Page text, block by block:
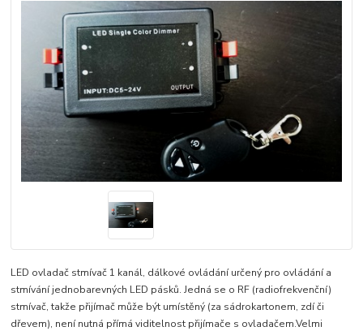
LED ovladač stmívač 1 kanál, dálkové ovládání určený pro ovládání a
stmívání jednobarevných LED pásků. Jedná se o RF (radiofrekvenční)
stmívač, takže přijímač může být umístěný (za sádrokartonem, zdí či
dřevem), není nutná přímá viditelnost přijímače s ovladačem.Velmi